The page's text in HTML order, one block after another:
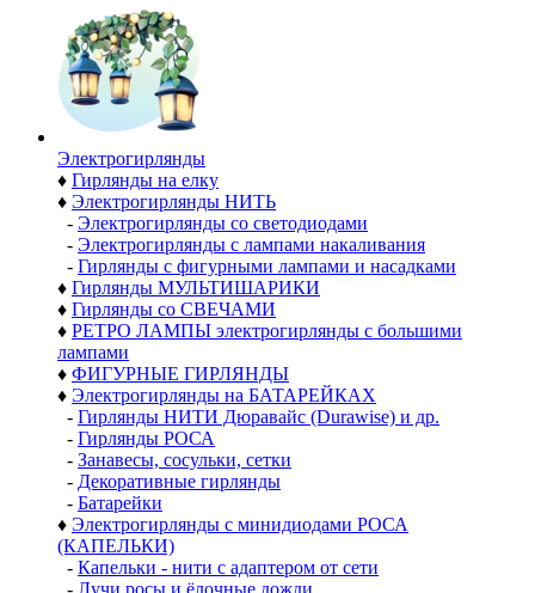
Электро­гирлянды
♦ Гирлянды на елку
♦ Электрогирлянды НИТЬ
- Электрогирлянды со светодиодами
- Электрогирлянды с лампами накаливания
- Гирлянды с фигурными лампами и насадками
♦ Гирлянды МУЛЬТИШАРИКИ
♦ Гирлянды со СВЕЧАМИ
♦ РЕТРО ЛАМПЫ электрогирлянды с большими
лампами
♦ ФИГУРНЫЕ ГИРЛЯНДЫ
♦ Электрогирлянды на БАТАРЕЙКАХ
- Гирлянды НИТИ Дюравайс (Durawise) и др.
- Гирлянды РОСА
- Занавесы, сосульки, сетки
- Декоративные гирлянды
- Батарейки
♦ Электрогирлянды с минидиодами РОСА
(КАПЕЛЬКИ)
- Капельки - нити с адаптером от сети
- Лучи росы и ёлочные дожди